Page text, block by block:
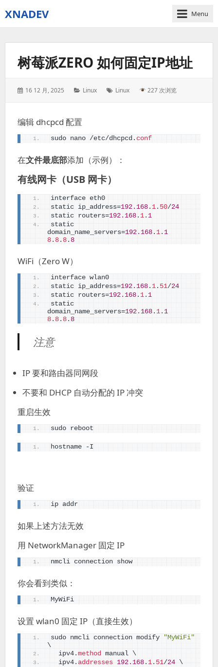
XNADEV Menu
树莓派ZERO 如何固定IP地址
Posted
16 12 月, 2025 Categories:
Linux Tags:
Linux 227 次浏览
编辑 dhcpcd 配置
sudo nano /etc/dhcpcd. conf
在文件最底部添加（示例）：
有线网卡（USB 网卡）
interface eth0
static ip_address=192.168 . 1 . 50/24
static routers=192.168 . 1 . 1
static
domain_name_servers=192.168 . 1 . 1
8 . 8 . 8 . 8
WiFi（Zero W）
interface wlan0
static ip_address=192.168 . 1 . 51/24
static routers=192.168 . 1 . 1
static
domain_name_servers=192.168 . 1 . 1
8 . 8 . 8 . 8
注意
IP 要和路由器同网段
不要和 DHCP 自动分配的 IP 冲突
重启生效
sudo reboot
hostname -I
验证
ip addr
如果上述方法无效
用 NetworkManager 固定 IP
nmcli connection show
你会看到类似：
MyWiFi
设置 wlan0 固定 IP（直接生效）
sudo nmcli connection modify
"MyWiFi"
\
  ipv4.
method manual \
  ipv4.
addresses 192.168 . 1 . 51/24 \